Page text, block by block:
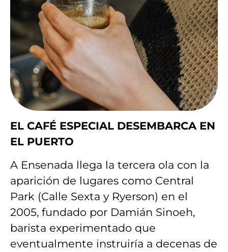
EL CAFÉ ESPECIAL DESEMBARCA EN
EL PUERTO
A Ensenada llega la tercera ola con la
aparición de lugares como Central
Park (Calle Sexta y Ryerson) en el
2005, fundado por Damián Sinoeh,
barista experimentado que
eventualmente instruiría a decenas de